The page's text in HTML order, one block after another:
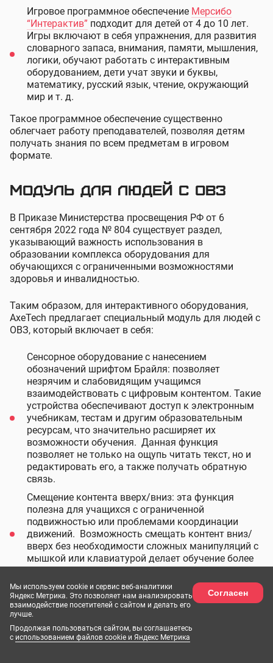
Игровое программное обеспечение Мерсибо
“Интерактив” подходит для детей от 4 до 10 лет.
Игры включают в себя упражнения, для развития
словарного запаса, внимания, памяти, мышления,
логики, обучают работать с интерактивным
оборудованием, дети учат звуки и буквы,
математику, русский язык, чтение, окружающий
мир и т. д.
Такое программное обеспечение существенно
облегчает работу преподавателей, позволяя детям
получать знания по всем предметам в игровом
формате.
Модуль для людей с ОВЗ
В Приказе Министерства просвещения РФ от 6
сентября 2022 года № 804 существует раздел,
указывающий важность использования в
образовании комплекса оборудования для
обучающихся с ограниченными возможностями
здоровья и инвалидностью.
Таким образом, для интерактивного оборудования,
AxeTech предлагает специальный модуль для людей с
ОВЗ, который включает в себя:
Сенсорное оборудование с нанесением
обозначений шрифтом Брайля: позволяет
незрячим и слабовидящим учащимся
взаимодействовать с цифровым контентом. Такие
устройства обеспечивают доступ к электронным
учебникам, тестам и другим образовательным
ресурсам, что значительно расширяет их
возможности обучения. Данная функция
позволяет не только на ощупь читать текст, но и
редактировать его, а также получать обратную
связь.
Смещение контента вверх/вниз: эта функция
полезна для учащихся с ограниченной
подвижностью или проблемами координации
движений. Возможность смещать контент вниз/
вверх без необходимости сложных манипуляций с
мышкой или клавиатурой делает обучение более
доступным и комфортным.
Озвучивание и подключение индукционной петли:
позволяют слабослышащим слушать текст,
понимать его содержание и усваивать
информацию.
Увеличение текста, с помощью инструмента
Мы используем cookie и сервис веб-аналитики
Яндекс Метрика. Это позволяет нам анализировать
взаимодействие посетителей с сайтом и делать его
лучше.
Продолжая пользоваться сайтом, вы соглашаетесь
с использованием файлов cookie и Яндекс Метрика
Согласен